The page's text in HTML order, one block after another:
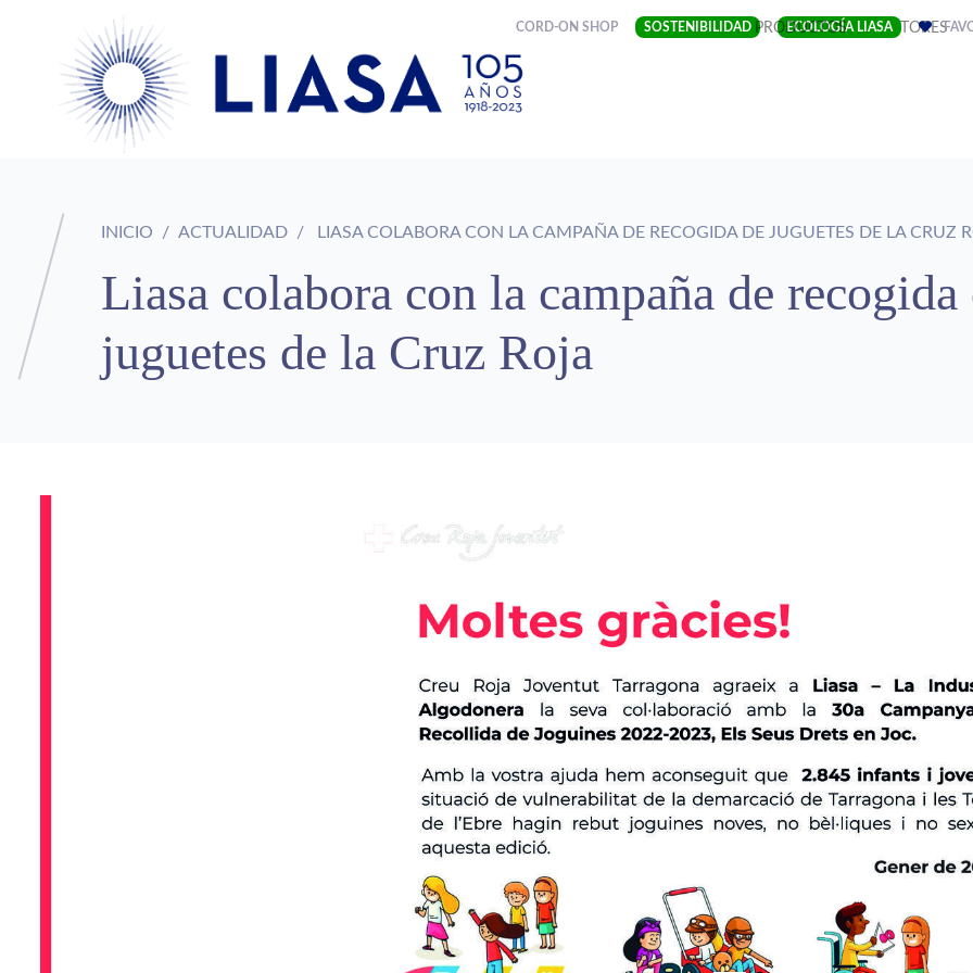
CORD-ON SHOP SOSTENIBILIDAD ECOLOGÍA LIASA
EMPRESA(CURRENT)
PRODUCTOS SECTORES
INICIO ACTUALIDAD LIASA COLABORA CON LA CAMPAÑA DE RECOGIDA DE JUGUETES DE LA CRUZ
Liasa colabora con la campaña de recogida
juguetes de la Cruz Roja